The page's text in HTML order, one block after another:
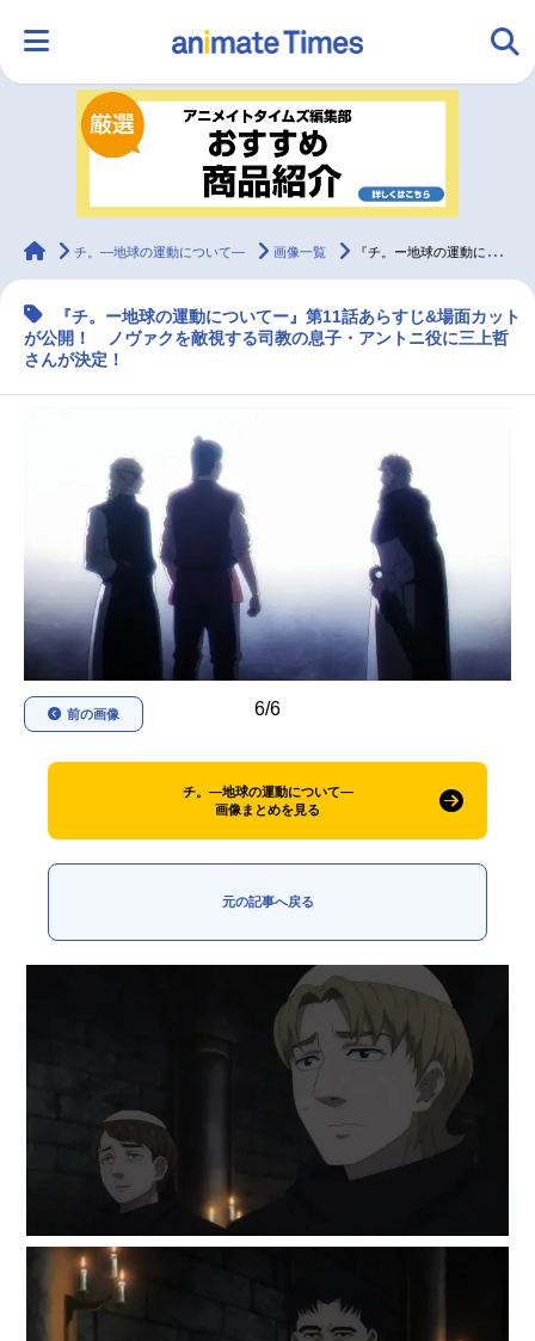
ランキング アニメ
ラジオ グッズ
マンガ・ラノベ ゲーム・アプリ 音楽 コスプレ
最新記事一覧
アニメ記事一覧 声優記事一覧
アニメ映画一覧 実写化映画一覧
今期アニメ曜日別一覧
春アニメ 夏アニメ
秋アニメ
animateTimes
チ。―地球の運動について― 画像一覧 『チ。ー地球の運動についてー』第11話あらすじ&場面カット
『チ。ー地球の運動についてー』第11話あらすじ&場面カット
が公開！ ノヴァクを敵視する司教の息子・アントニ役に三上哲
さんが決定！
6/6
前の画像
チ。―地球の運動について―
画像まとめを見る
元の記事へ戻る